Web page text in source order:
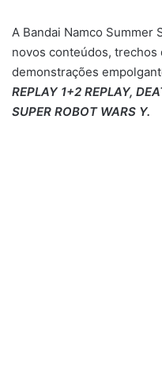
A Bandai Namco Summer
novos conteúdos, trechos
demonstrações
REPLAY 1+2 REPLAY,
SUPER ROBOT WARS Y.